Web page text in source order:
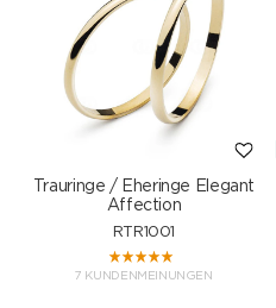
Trauringe / Eheringe Elegant
Affection
RTR1001
7 KUNDENMEINUNGEN